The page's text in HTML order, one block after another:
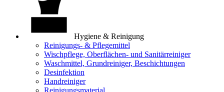
Hygiene & Reinigung
Reinigungs- & Pflegemittel
Wischpflege, Oberflächen- und Sanitärreiniger
Waschmittel, Grundreiniger, Beschichtungen
Desinfektion
Handreiniger